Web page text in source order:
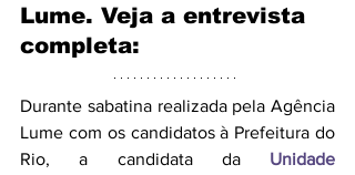
Lume. Veja a entrevista
completa:
Durante sabatina realizada pela Agência
Lume com os candidatos à Prefeitura do
Rio, a candidata da
Unidade